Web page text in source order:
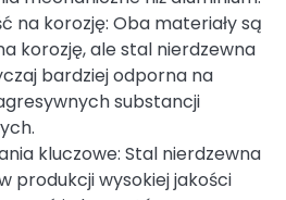
na korozję: Oba materiały są
korozję, ale stal nierdzewna
bardziej odporna na
substancji
kluczowe: Stal nierdzewna
produkcji wysokiej jakości